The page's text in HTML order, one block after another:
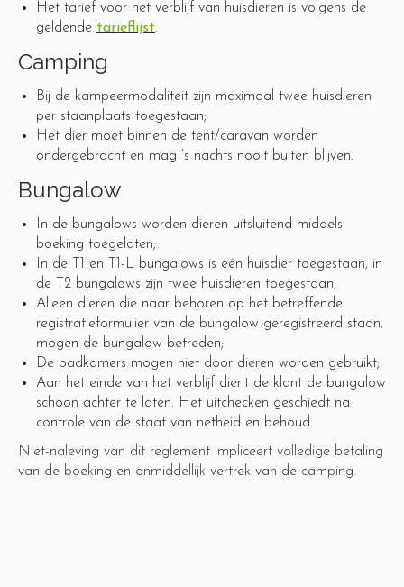
Het tarief voor het verblijf van huisdieren is volgens de
geldende tarieflijst.
Camping
Bij de kampeermodaliteit zijn maximaal twee huisdieren
per staanplaats toegestaan;
Het dier moet binnen de tent/caravan worden
ondergebracht en mag ’s nachts nooit buiten blijven.
Bungalow
In de bungalows worden dieren uitsluitend middels
boeking toegelaten;
In de T1 en T1-L bungalows is één huisdier toegestaan, in
de T2 bungalows zijn twee huisdieren toegestaan;
Alleen dieren die naar behoren op het betreffende
registratieformulier van de bungalow geregistreerd staan,
mogen de bungalow betreden;
De badkamers mogen niet door dieren worden gebruikt;
Aan het einde van het verblijf dient de klant de bungalow
schoon achter te laten. Het uitchecken geschiedt na
controle van de staat van netheid en behoud.
Niet-naleving van dit reglement impliceert volledige betaling
van de boeking en onmiddellijk vertrek van de camping.